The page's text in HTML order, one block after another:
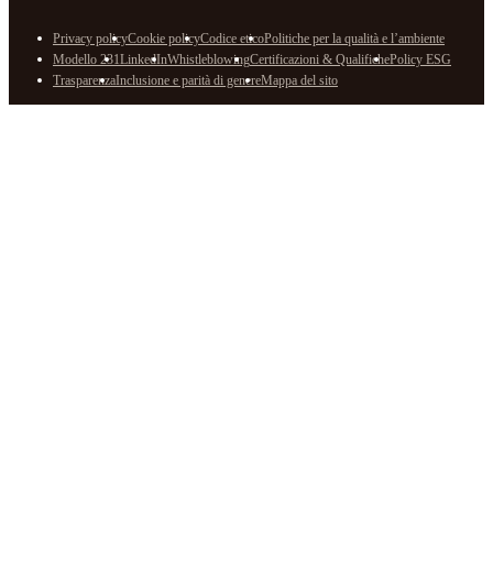
Privacy policyCookie policyCodice eticoPolitiche per la qualità e l’ambiente
Modello 231LinkedInWhistleblowingCertificazioni & QualifichePolicy ESG
TrasparenzaInclusione e parità di genereMappa del sito